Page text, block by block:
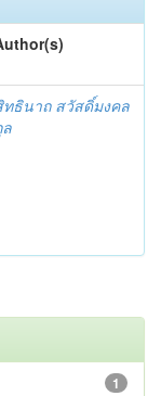
ทธินาถ สวัสดิ์มงคล
1